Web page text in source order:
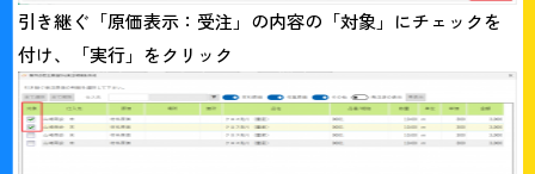
引き継ぐ「原価表示：受注」の内容の「対象」にチェックを
付け、「実行」をクリック